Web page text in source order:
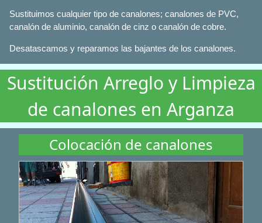
Sustituimos cualquier tipo de canalones; canalones de PVC,
canalón de aluminio, canalón de cinz o canalón de cobre.
Desatascamos y reparamos las bajantes de los canalones.
Sustitución Arreglo y Limpieza
de canalones en Arganza
Colocación de canalones